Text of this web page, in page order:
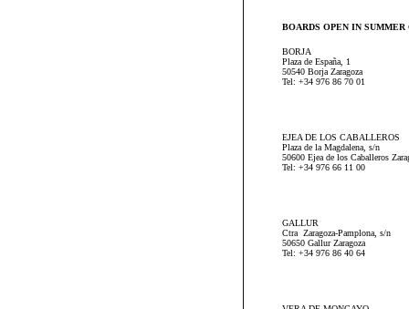
BOARDS OPEN IN SUMMER
BORJA
Plaza de España, 1
50540 Borja Zaragoza
Tel: +34 976 86 70 01
EJEA DE LOS CABALLEROS
Plaza de la Magdalena, s/n
50600 Ejea de los Caballeros
Tel: +34 976 66 11 00
GALLUR
Ctra Zaragoza-Pamplona, s/n
50650 Gallur Zaragoza
Tel: +34 976 86 40 64